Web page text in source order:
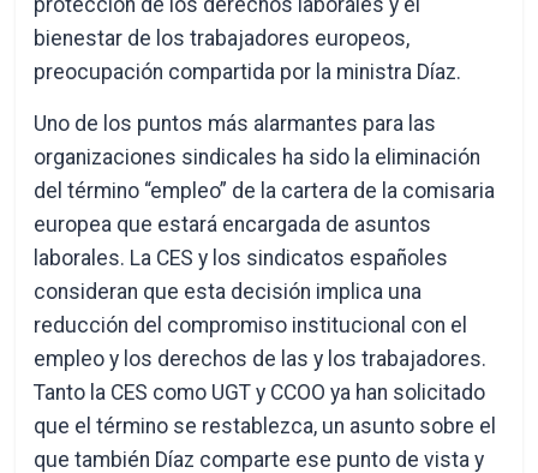
protección de los derechos laborales y el
bienestar de los trabajadores europeos,
preocupación compartida por la ministra Díaz.
Uno de los puntos más alarmantes para las
organizaciones sindicales ha sido la eliminación
del término “empleo” de la cartera de la comisaria
europea que estará encargada de asuntos
laborales. La CES y los sindicatos españoles
consideran que esta decisión implica una
reducción del compromiso institucional con el
empleo y los derechos de las y los trabajadores.
Tanto la CES como UGT y CCOO ya han solicitado
que el término se restablezca, un asunto sobre el
que también Díaz comparte ese punto de vista y